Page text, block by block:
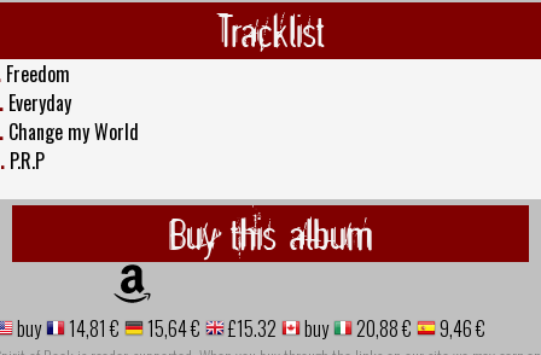
Tracklist
Freedom
Everyday
Change my World
P.R.P
Buy this album
buy 14,81 € 15,64 € £15.32 buy 20,88 € 9,46 €